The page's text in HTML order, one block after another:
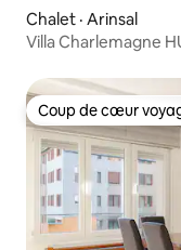
Chalet · Arinsal
Villa Charlemagne
Coup de cœur
Coup de cœur